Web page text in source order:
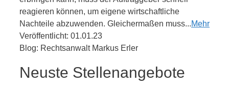
reagieren können, um eigene wirtschaftliche
Nachteile abzuwenden. Gleichermaßen muss...Mehr
Veröffentlicht: 01.01.23
Blog: Rechtsanwalt Markus Erler
Neuste Stellenangebote